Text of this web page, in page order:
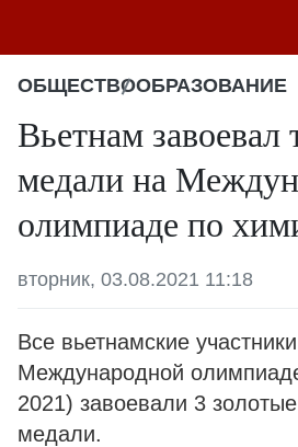
ОБЩЕСТВООБРАЗОВАНИЕ
Вьетнам завоевал
медали на
олимпиаде по
вторник, 03.08.2021 11:18
Все вьетнамские
Международной
2021) завоевали 3
медали.